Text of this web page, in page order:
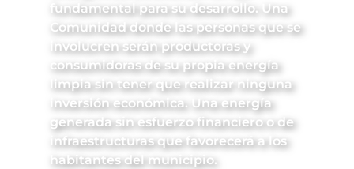
fundamental para su desarrollo. Una
Comunidad donde las personas que se
involucren serán productoras y
consumidoras de su propia energía
limpia sin tener que realizar ninguna
inversión económica. Una energía
generada sin esfuerzo financiero o de
infraestructuras que favorecerá a los
habitantes del municipio.